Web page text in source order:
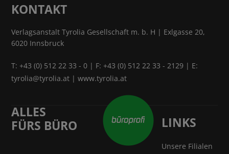
KONTAKT
Verlagsanstalt Tyrolia Gesellschaft m. b. H | Exlgasse 20,
6020 Innsbruck
T:+43 (0) 512 22 33 - 0 | F: +43 (0) 512 22 33 - 2129 | E:
tyrolia@tyrolia.at |www.tyrolia.at
ALLES
FÜRS BÜRO
LINKS
Unsere Filialen